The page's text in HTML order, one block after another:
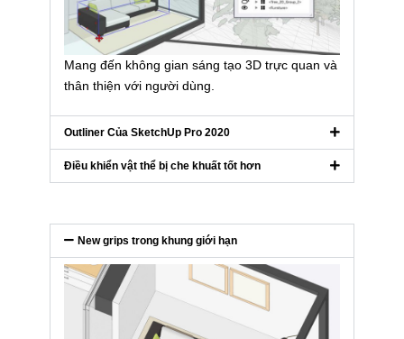
Mang đến không gian sáng tạo 3D trực quan và
thân thiện với người dùng.
Outliner Của SketchUp Pro 2020
Điều khiển vật thể bị che khuất tốt hơn
New grips trong khung giới hạn